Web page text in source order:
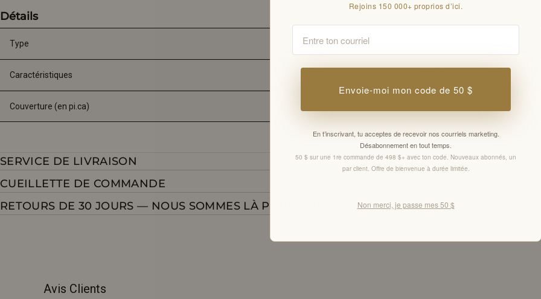
Détails
Type EVA (Terpolymère d'éthylène-acétate de vinyle)
Caractéristiques
Couverture (en pi.ca)
SERVICE DE LIVRAISON
CUEILLETTE DE COMMANDE
RETOURS DE 30 JOURS — NOUS SOMMES LÀ POUR VOUS
Avis Clients
Rejoins 150 000+ proprios d’ici.
Envoie-moi mon code de 50 $
En t’inscrivant, tu acceptes de recevoir nos courriels marketing.
Désabonnement en tout temps.
50 $ sur une 1re commande de 498 $+ avec ton code. Nouveaux abonnés, un
par client. Offre de bienvenue à durée limitée.
Non merci, je passe mes 50 $